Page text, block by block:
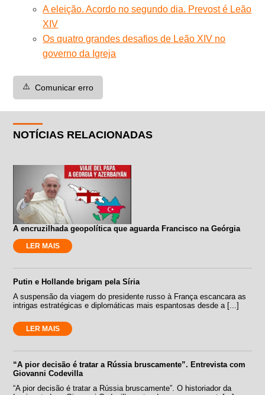
A eleição. Acordo no segundo dia. Prevost é Leão
XIV
Os quatro grandes desafios de Leão XIV no
governo da Igreja
⚠️ Comunicar erro
NOTÍCIAS RELACIONADAS
A encruzilhada geopolítica que aguarda Francisco na Geórgia
LER MAIS
Putin e Hollande brigam pela Síria
A suspensão da viagem do presidente russo à França escancara as
intrigas estratégicas e diplomáticas mais espantosas desde a [...]
LER MAIS
“A pior decisão é tratar a Rússia bruscamente”. Entrevista com
Giovanni Codevilla
“A pior decisão é tratar a Rússia bruscamente”. O historiador da